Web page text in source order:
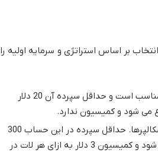
بر اساس استراتژی و سرمایه اولیه را
این حساب برای معامله گران عمومی مناسب است و حداقل سپرده آن 20 دلار
طراحی شده برای معامله گران باتجربه و اسکالپرها. حداقل سپرده در این حساب 300
دلار است. اسپرد شناور از 0.4 پیپ (در برخی نمادها از 0 پیپ) آغاز می شود و کمیسیون 3 دلار به ازای هر لات در